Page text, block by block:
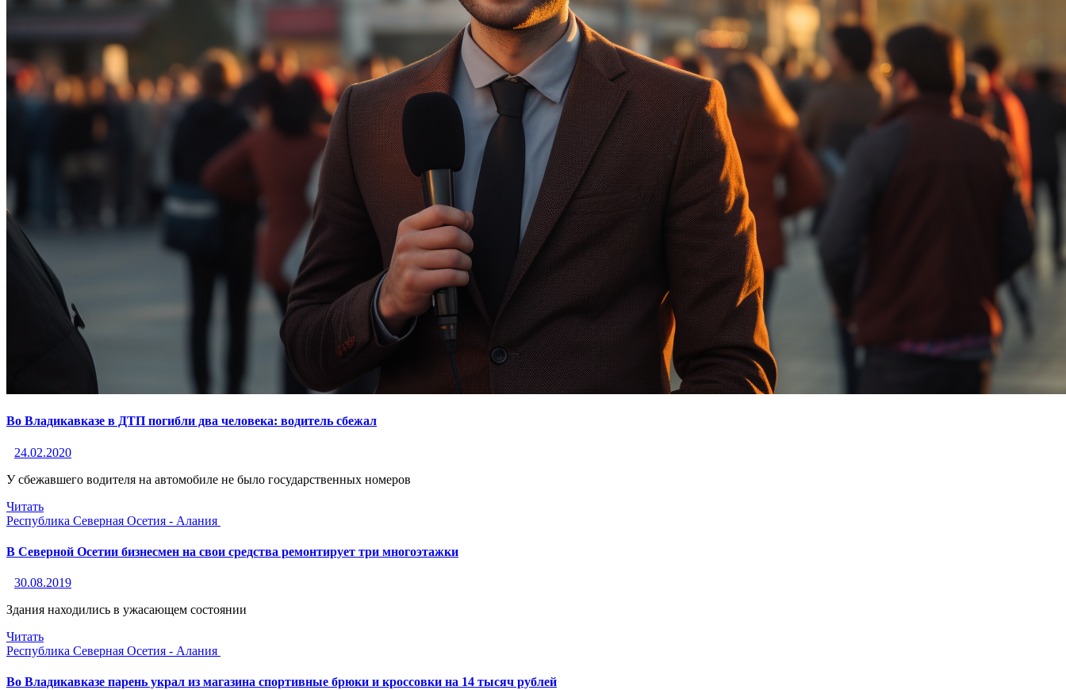
Во Владикавказе в ДТП погибли два человека: водитель сбежал
24.02.2020
У сбежавшего водителя на автомобиле не было государственных номеров
Читать
Республика Северная Осетия - Алания
В Северной Осетии бизнесмен на свои средства ремонтирует три многоэтажки
30.08.2019
Здания находились в ужасающем состоянии
Читать
Республика Северная Осетия - Алания
Во Владикавказе парень украл из магазина спортивные брюки и кроссовки на 14 тысяч рублей